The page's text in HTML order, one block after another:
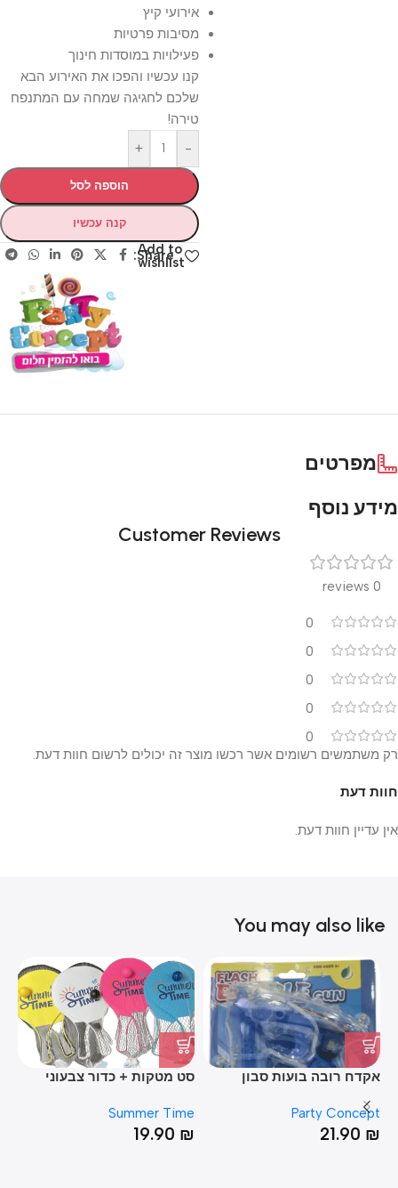
אירועי קיץ
מסיבות פרטיות
פעילויות במוסדות חינוך
קנו עכשיו והפכו את האירוע הבא
שלכם לחגיגה שמחה עם המתנפח
טירה!
-
+
הוספה לסל
קנה עכשיו
Add to
wishlist
Share:
מפרטים
מידע נוסף
Customer Reviews
0 reviews
0
0
0
0
0
חוות דעת
אין עדיין חוות דעת.
רק משתמשים רשומים אשר רכשו מוצר זה יכולים לרשום חוות דעת.
You may also like
אקדח רובה בועות סבון
Party Concept
21.90 ₪
סט מטקות + כדור צבעוני
Summer Time
19.90 ₪